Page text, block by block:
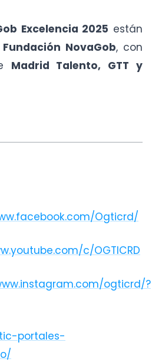
Excelencia 2025 están
Fundación NovaGob, con
Madrid Talento, GTT y
Ogticrd/
c/OGTICRD
ogticrd/?
portales-